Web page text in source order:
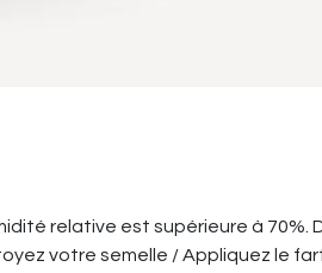
relative est supérieure à
votre semelle / Appliquez le